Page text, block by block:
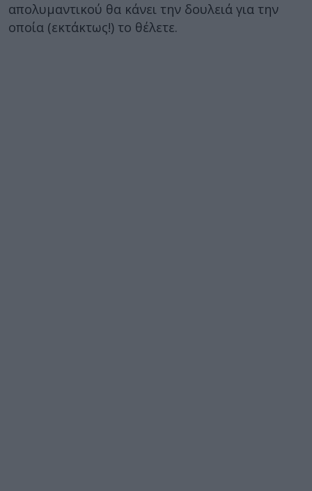
απολυμαντικού θα κάνει την δουλειά για την
οποία (εκτάκτως!) το θέλετε.